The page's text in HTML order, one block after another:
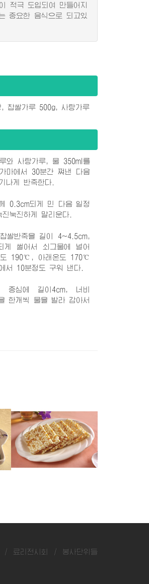
적극 도입되여 만들어지
중요한 음식으로 되고있
, 찹쌀가루 500g, 사탕가루
와 사탕가루, 물 350ml를
마에서 30분간 쪄낸 다음
나게 반죽한다.
0.3cm되게 민 다음 일정
눅진하게 말리운다.
쌀반죽을 길이 4~4.5cm,
게 썰어서 쇠그물에 널어
도 190℃, 아래온도 170℃
서 10분정도 구워 낸다.
심에 길이4cm, 너비
한개씩 물을 발라 감아서
/ 료리전시회 / 봉사단위들